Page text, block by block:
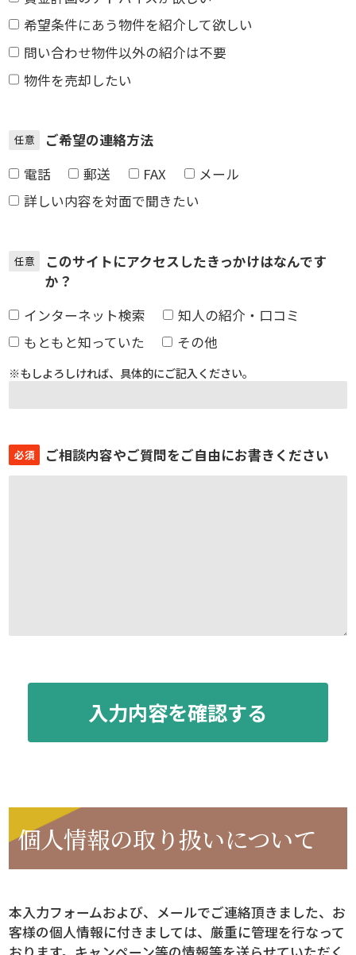
希望条件にあう物件を紹介して欲しい
問い合わせ物件以外の紹介は不要
物件を売却したい
任意
ご希望の連絡方法
電話
郵送 FAX
メール
詳しい内容を対面で聞きたい
任意
このサイトにアクセスしたきっかけはなんです
か？
インターネット検索
知人の紹介・口コミ
もともと知っていた
その他
※もしよろしければ、具体的にご記入ください。
必須 ご相談内容やご質問をご自由にお書きください
個人情報の取り扱いについて
本入力フォームおよび、メールでご連絡頂きました、お
客様の個人情報に付きましては、厳重に管理を行なって